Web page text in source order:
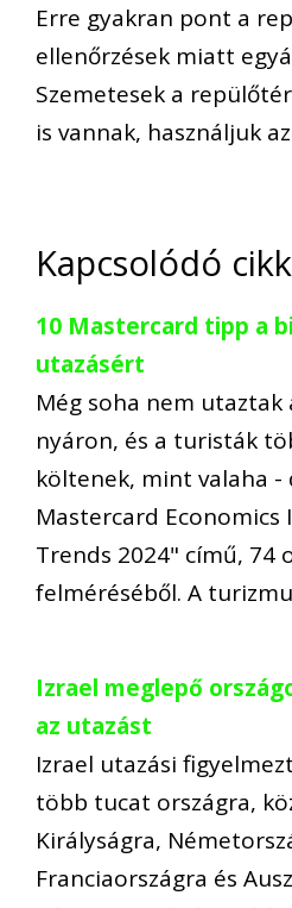
Erre gyakran pont a
ellenőrzések miatt
Szemetesek a
is vannak, használjuk
Kapcsolódó
10 Mastercard tipp a
utazásért
Még soha nem
nyáron, és a turisták
költenek, mint valaha -
Mastercard
Trends 2024" című, 74
felméréséből. A
Izrael meglepő
az utazást
Izrael utazási
több tucat országra,
Királyságra,
Franciaországra és